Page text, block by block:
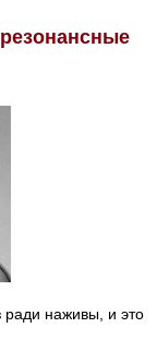
наживы, и это